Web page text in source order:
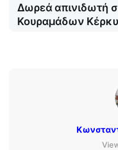
Δωρεά απινιδωτή
Κουραμάδων